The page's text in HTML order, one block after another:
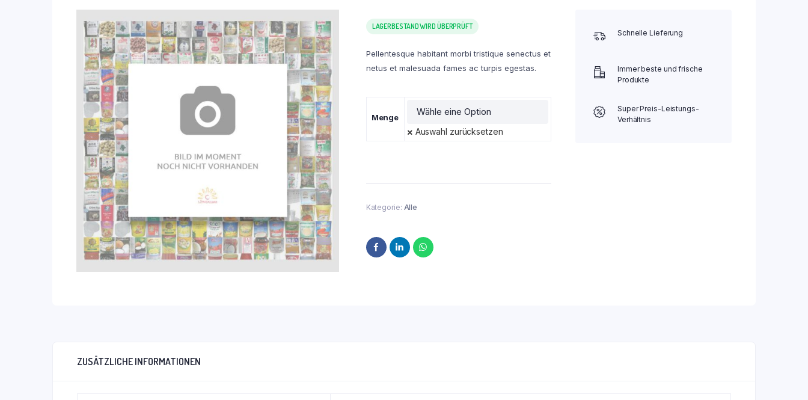
LAGERBESTAND WIRD ÜBERPRÜFT
Pellentesque habitant morbi tristique senectus et
netus et malesuada fames ac turpis egestas.
Menge
Auswahl zurücksetzen
Kategorie: Alle
Schnelle Lieferung
Immer beste und frische
Produkte
Super Preis-Leistungs-
Verhältnis
ZUSÄTZLICHE INFORMATIONEN